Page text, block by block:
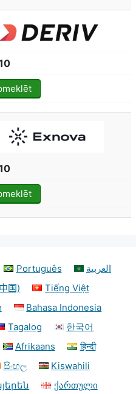
Português
العربية
国)
Tiếng Việt
Bahasa Indonesia
Tagalog
한국어
Afrikaans
हिन्दी
සිංහල
Kiswahili
ქართული